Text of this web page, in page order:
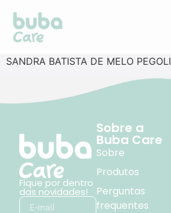
SANDRA BATISTA DE MELO PEGOLI
Fique por dentro
das novidades!
Sobre a
Buba Care
Sobre
Produtos
Perguntas
frequentes